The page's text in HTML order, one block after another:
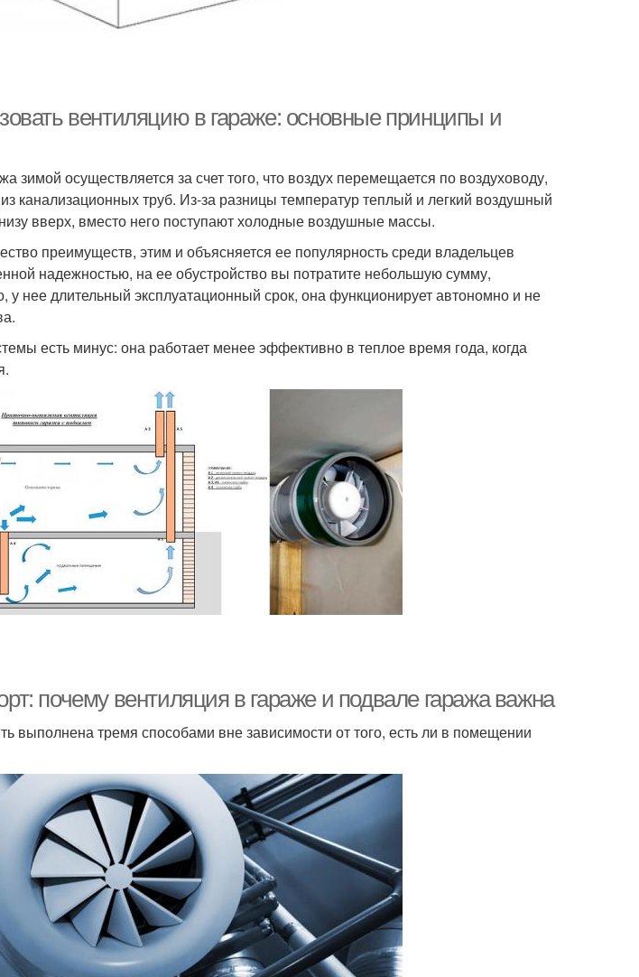
вентиляцию в гараже: основные принципы и
зимой осуществляется за счет того, что воздух перемещается по воздуховоду,
канализационных труб. Из-за разницы температур теплый и легкий воздушный
вверх, вместо него поступают холодные воздушные массы.
преимуществ, этим и объясняется ее популярность среди владельцев
надежностью, на ее обустройство вы потратите небольшую сумму,
у нее длительный эксплуатационный срок, она функционирует автономно и не
есть минус: она работает менее эффективно в теплое время года, когда
почему вентиляция в гараже и подвале гаража важна
выполнена тремя способами вне зависимости от того, есть ли в помещении